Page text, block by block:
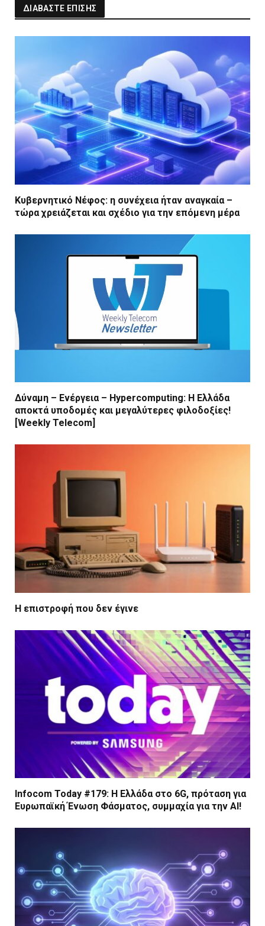
ΔΙΑΒΑΣΤΕ ΕΠΙΣΗΣ
Κυβερνητικό Νέφος: η συνέχεια ήταν αναγκαία –
τώρα χρειάζεται και σχέδιο για την επόμενη μέρα
Δύναμη – Ενέργεια – Ηypercomputing: Η Ελλάδα
αποκτά υποδομές και μεγαλύτερες φιλοδοξίες!
[Weekly Telecom]
Η επιστροφή που δεν έγινε
Infocom Today #179: Η Ελλάδα στο 6G, πρόταση για
Ευρωπαϊκή Ένωση Φάσματος, συμμαχία για την AI!